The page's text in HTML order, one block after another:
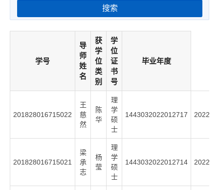
搜索
学号
导
师
姓
名
获
学
位
类
别
学
位
证
书
号
毕业年度
201828016715022
王
慈
然
陈
华
理
学
硕
士
1443032022012717 2022
201828016715021
梁
承
志
杨
莹
理
学
硕
士
1443032022012714 2022